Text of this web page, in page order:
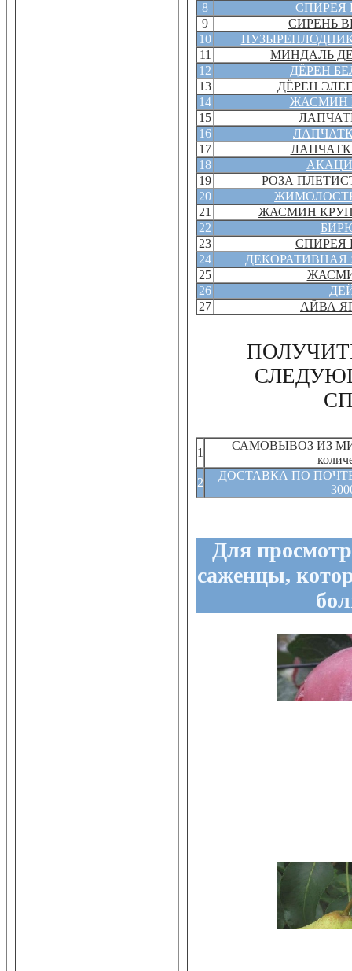
8
СПИРЕЯ
9
СИРЕНЬ
10
11
МИНДАЛЬ
12
ДЁРЕН
13
ДЁРЕН
14
ЖАСМИН
15
16
17
18
19
РОЗА
20
21
ЖАСМИН
22
23
СПИРЕЯ
24
ДЕКОРАТИВНАЯ
25
26
27
АЙВА
1
САМОВЫВОЗ ИЗ
2
ДОСТАВКА ПО ПОЧТЕ
Для
саженцы,